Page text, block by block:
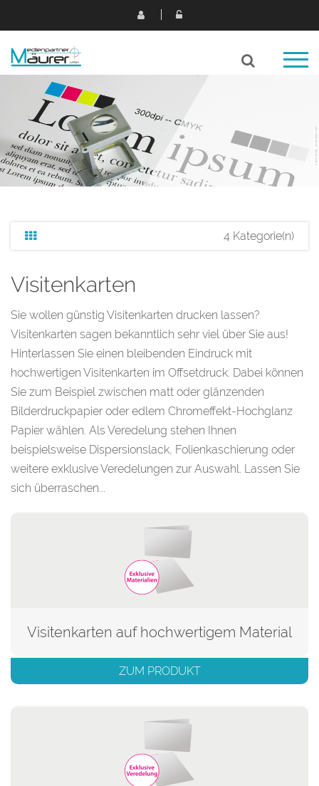
4 Kategorie(n)
Visitenkarten
Sie wollen günstig Visitenkarten drucken lassen?
Visitenkarten sagen bekanntlich sehr viel über Sie aus!
Hinterlassen Sie einen bleibenden Eindruck mit
hochwertigen Visitenkarten im Offsetdruck. Dabei können
Sie zum Beispiel zwischen matt oder glänzenden
Bilderdruckpapier oder edlem Chromeffekt-Hochglanz
Papier wählen. Als Veredelung stehen Ihnen
beispielsweise Dispersionslack, Folienkaschierung oder
weitere exklusive Veredelungen zur Auswahl. Lassen Sie
sich überraschen...
Visitenkarten auf hochwertigem Material
ZUM PRODUKT